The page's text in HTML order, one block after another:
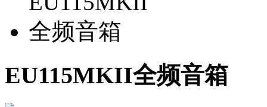
EU115MKII全频音箱